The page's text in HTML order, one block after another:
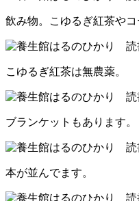
飲み物。こゆるぎ紅茶や
こゆるぎ紅茶は無農薬。
ブランケットもあります。
本が並んでます。